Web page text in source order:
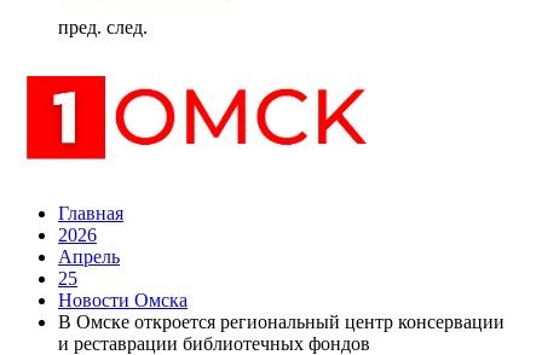
пред. след.
Главная
2026
Апрель
25
Новости Омска
В Омске откроется региональный центр консервации
и реставрации библиотечных фондов